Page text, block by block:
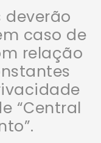
deverão
caso de
relação
“Central